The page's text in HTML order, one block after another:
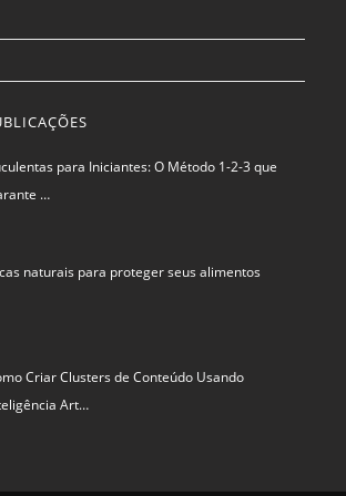
para Iniciantes: O Método 1-2-3 que
…
naturais para proteger seus alimentos
Criar Clusters de Conteúdo Usando
Art…